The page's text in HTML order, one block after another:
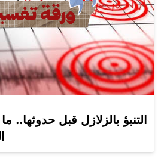
التنبؤ بالزلازل قبل حدوثها..